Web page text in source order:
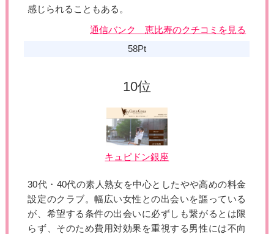
感じられることもある。
通信バンク 恵比寿のクチコミを見る
58Pt
キュピドン銀座
30代・40代の素人熟女を中心としたやや高めの料金
設定のクラブ。幅広い女性との出会いを謳っている
が、希望する条件の出会いに必ずしも繋がるとは限
らず、そのため費用対効果を重視する男性には不向